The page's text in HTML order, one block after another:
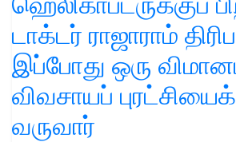
டாக்டர் ராஜாராம்
இப்போது ஒரு
விவசாயப்
வருவார்